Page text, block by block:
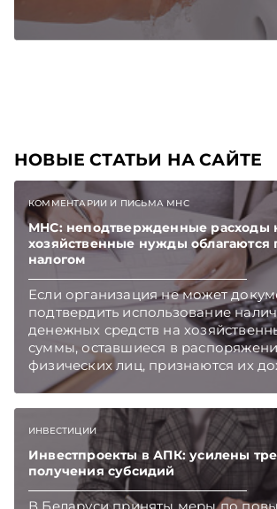
НОВЫЕ СТАТЬИ НА САЙТЕ
КОММЕНТАРИИ И ПИСЬМА МНС
МНС: неподтвержденные расходы
хозяйственные нужды
налогом
Если организация не может
подтвердить использование
денежных средств на
суммы, оставшиеся в
физических лиц, признаются их
этом случае организация как
бюджет подоходный налог,
ИНВЕСТИЦИИ
Инвестпроекты в АПК: усилены
получения субсидий